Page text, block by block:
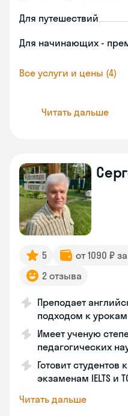
Для путешествий
Для начинающих -
Все услуги и цены (4)
Читать дальше
5 от 1090 ₽
2 отзыва
Преподает
подходом к урокам
Имеет ученую
педагогических
Готовит
экзаменам IELTS и
Читать дальше